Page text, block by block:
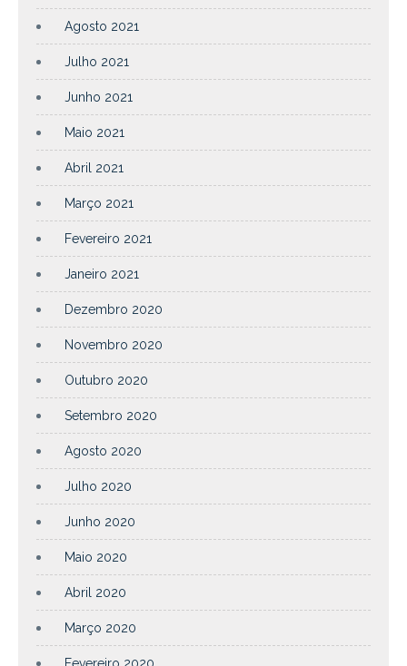
Agosto 2021
Julho 2021
Junho 2021
Maio 2021
Abril 2021
Março 2021
Fevereiro 2021
Janeiro 2021
Dezembro 2020
Novembro 2020
Outubro 2020
Setembro 2020
Agosto 2020
Julho 2020
Junho 2020
Maio 2020
Abril 2020
Março 2020
Fevereiro 2020